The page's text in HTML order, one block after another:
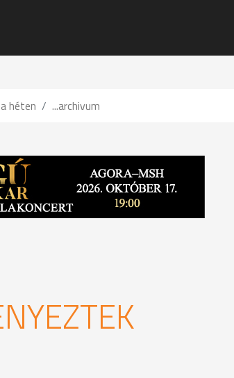
héten ...archivum